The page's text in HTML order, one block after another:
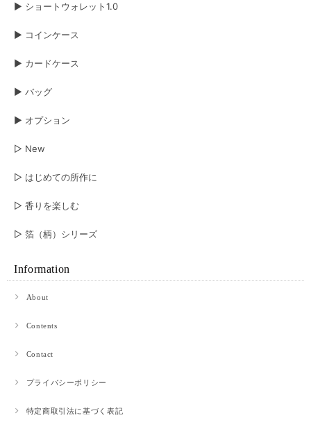
▶︎ ショートウォレット1.0
▶︎ コインケース
▶︎ カードケース
▶︎ バッグ
▶︎ オプション
▷ New
▷ はじめての所作に
▷ 香りを楽しむ
▷ 箔（柄）シリーズ
Information
About
Contents
Contact
プライバシーポリシー
特定商取引法に基づく表記